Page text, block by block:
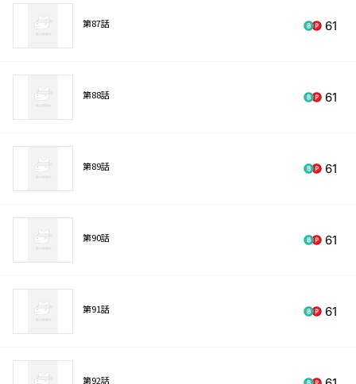
第87話 61
第88話 61
第89話 61
第90話 61
第91話 61
第92話